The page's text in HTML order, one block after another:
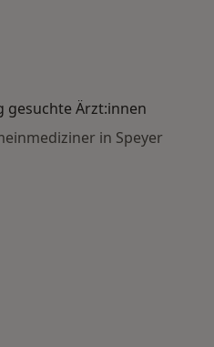
gesuchte Ärzt:innen
in Speyer